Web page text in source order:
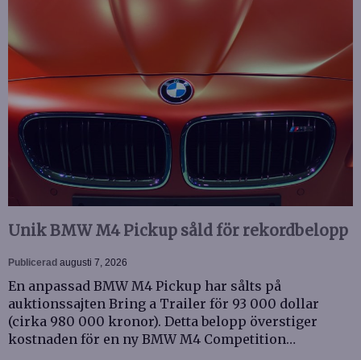
Unik BMW M4 Pickup såld för rekordbelopp
Publicerad augusti 7, 2026
En anpassad BMW M4 Pickup har sålts på
auktionssajten Bring a Trailer för 93 000 dollar
(cirka 980 000 kronor). Detta belopp överstiger
kostnaden för en ny BMW M4 Competition…